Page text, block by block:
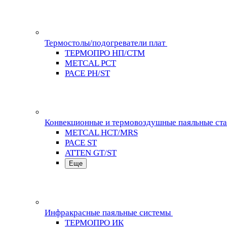
Термостолы/подогреватели плат
ТЕРМОПРО НП/СТМ
METCAL PCT
PACE PH/ST
Конвекционные и термовоздушные паяльные
METCAL HCT/MRS
PACE ST
ATTEN GT/ST
Еще
Инфракрасные паяльные системы
ТЕРМОПРО ИК